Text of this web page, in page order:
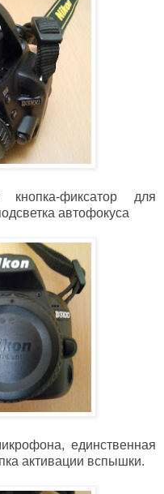
фиксатор для
автофокуса
единственная
активации вспышки.